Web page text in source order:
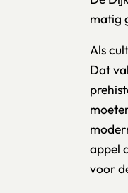
matig
Als
Dat
appel
voor